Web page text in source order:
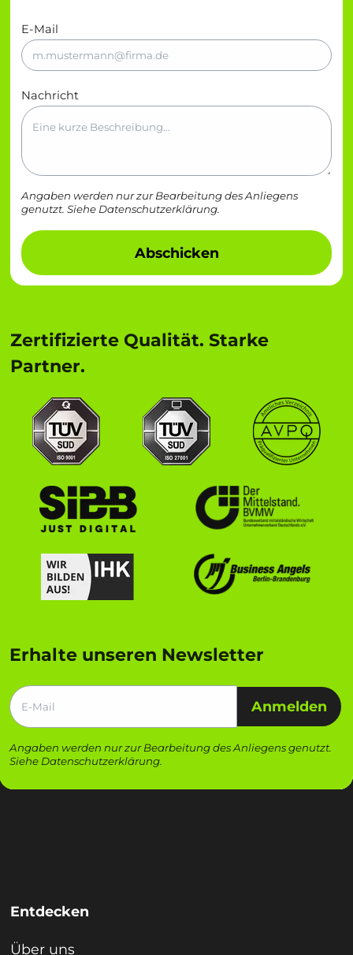
E-Mail
Nachricht
Angaben werden nur zur Bearbeitung des Anliegens
genutzt. Siehe Datenschutzerklärung.
Abschicken
Zertifizierte Qualität. Starke
Partner.
Erhalte unseren Newsletter
Anmelden
Angaben werden nur zur Bearbeitung des Anliegens genutzt.
Siehe Datenschutzerklärung.
Entdecken
Über uns